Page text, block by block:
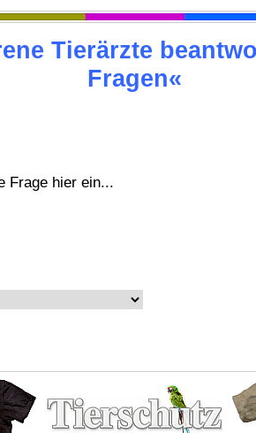
Tierärzte
Fragen«